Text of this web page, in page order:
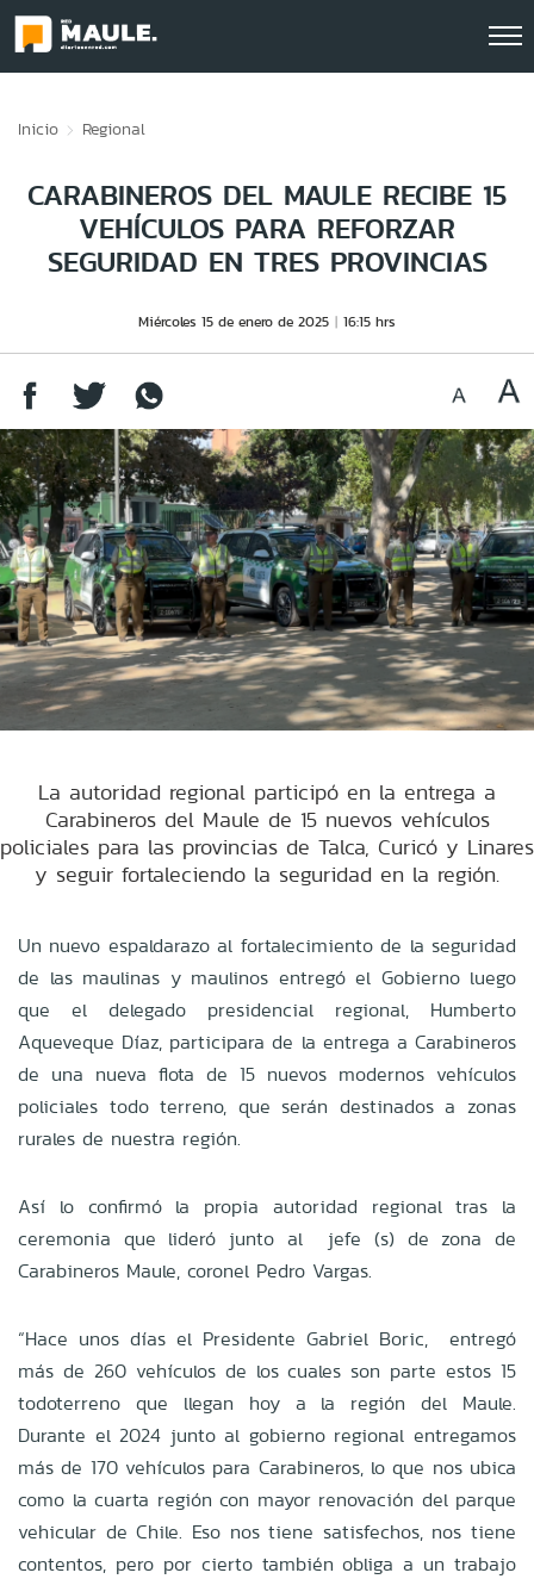
Inicio Regional
CARABINEROS DEL MAULE RECIBE 15
VEHÍCULOS PARA REFORZAR
SEGURIDAD EN TRES PROVINCIAS
Miércoles 15 de enero de 2025 16:15 hrs
La autoridad regional participó en la entrega a
Carabineros del Maule de 15 nuevos vehículos
policiales para las provincias de Talca, Curicó y Linares
y seguir fortaleciendo la seguridad en la región.
Un nuevo espaldarazo al fortalecimiento de la seguridad
de las maulinas y maulinos entregó el Gobierno luego
que el delegado presidencial regional, Humberto
Aqueveque Díaz, participara de la entrega a Carabineros
de una nueva flota de 15 nuevos modernos vehículos
policiales todo terreno, que serán destinados a zonas
rurales de nuestra región.
Así lo confirmó la propia autoridad regional tras la
ceremonia que lideró junto al jefe (s) de zona de
Carabineros Maule, coronel Pedro Vargas.
“Hace unos días el Presidente Gabriel Boric, entregó
más de 260 vehículos de los cuales son parte estos 15
todoterreno que llegan hoy a la región del Maule.
Durante el 2024 junto al gobierno regional entregamos
más de 170 vehículos para Carabineros, lo que nos ubica
como la cuarta región con mayor renovación del parque
vehicular de Chile. Eso nos tiene satisfechos, nos tiene
contentos, pero por cierto también obliga a un trabajo